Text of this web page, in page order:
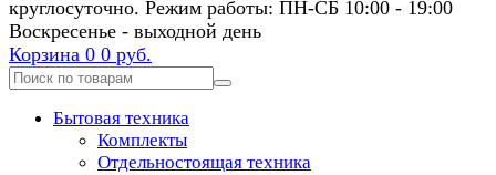
круглосуточно. Режим работы: ПН-СБ 10:00 - 19:00
Воскресенье - выходной день
Корзина 0 0 руб.
Бытовая техника
Комплекты
Отдельностоящая техника